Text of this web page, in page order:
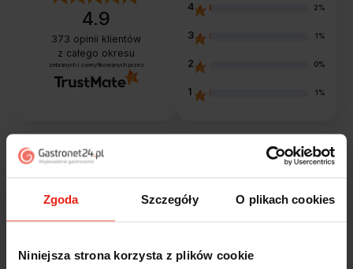
Zgoda Szczegóły O plikach cookies
Niniejsza strona korzysta z plików cookie
4.9
373 opinii klientów
z całego okresu
zebranych i zweryfikowanych przez
4 2%
3 1%
2 0%
1 1%
Jak zbieramy opinie?